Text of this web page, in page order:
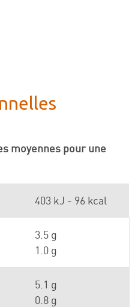
moyennes pour une
403 kJ - 96 kcal
3.5 g
1.0 g
5.1 g
0.8 g